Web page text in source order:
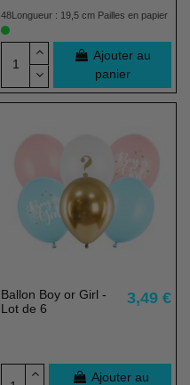
48Longueur : 19,5 cm Pailles en papier
Ajouter au
panier
Ballon Boy or Girl -
Lot de 6
3,49 €
Ajouter au